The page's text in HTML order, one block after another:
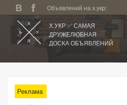
Объявлений на х.укр:
Х.УКР ✅ САМАЯ
ДРУЖЕЛЮБНАЯ
ДОСКА ОБЪЯВЛЕНИЙ
Все регионы
Категории
Реклама